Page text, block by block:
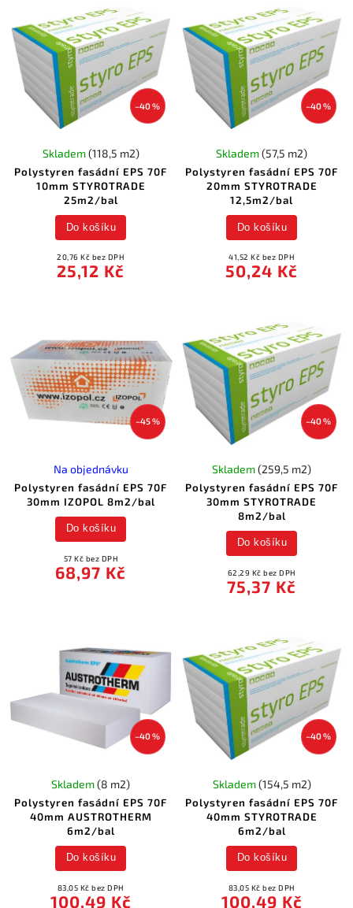
–40 %
Polystyren fasádní EPS 70F
10mm STYROTRADE
25m2/bal
Skladem(118,5 m2)
20,76 Kč bez DPH
25,12 Kč
Do košíku
–40 %
Polystyren fasádní EPS 70F
20mm STYROTRADE
12,5m2/bal
Skladem(57,5 m2)
41,52 Kč bez DPH
50,24 Kč
Do košíku
–45 %
Polystyren fasádní EPS 70F
30mm IZOPOL 8m2/bal
Na objednávku
57 Kč bez DPH
68,97 Kč
Do košíku
–40 %
Polystyren fasádní EPS 70F
30mm STYROTRADE
8m2/bal
Skladem(259,5 m2)
62,29 Kč bez DPH
75,37 Kč
Do košíku
–40 %
Polystyren fasádní EPS 70F
40mm AUSTROTHERM
6m2/bal
Skladem(8 m2)
83,05 Kč bez DPH
100,49 Kč
Do košíku
–40 %
Polystyren fasádní EPS 70F
40mm STYROTRADE
6m2/bal
Skladem(154,5 m2)
83,05 Kč bez DPH
100,49 Kč
Do košíku